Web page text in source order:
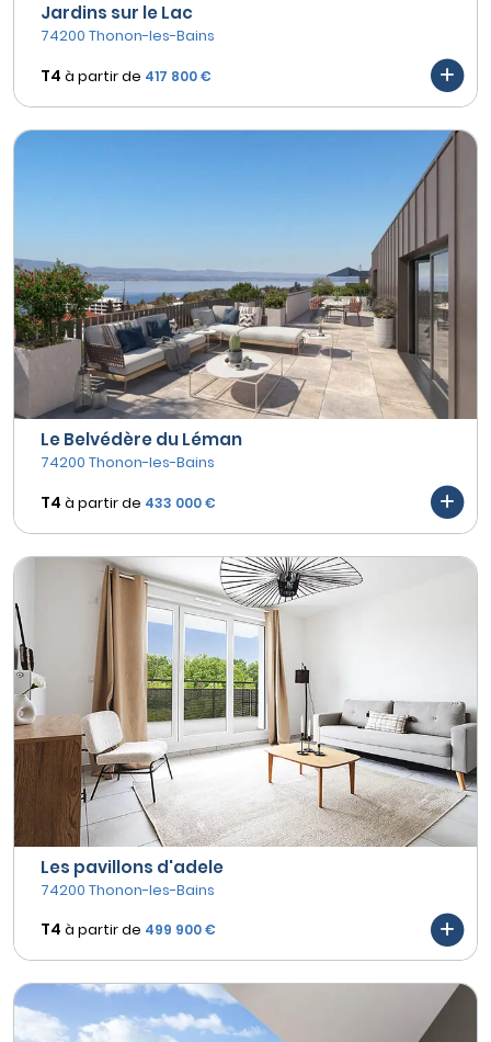
Jardins sur le Lac
74200 Thonon-les-Bains
T4 à partir de 417 800 €
Le Belvédère du Léman
74200 Thonon-les-Bains
T4 à partir de 433 000 €
Les pavillons d'adele
74200 Thonon-les-Bains
T4 à partir de 499 900 €